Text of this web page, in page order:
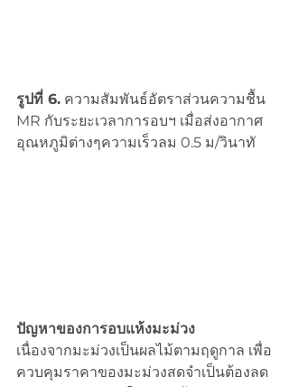
รูปที่ 6. ความสัมพันธ์อัตราส่วนความชื้น
MR กับระยะเวลาการอบฯ เมื่อส่งอากาศ
อุณหภูมิต่างๆความเร็วลม 0.5 ม/วินาทั
ปัญหาของการอบแห้งมะม่วง
เนื่องจากมะม่วงเป็นผลไม้ตามฤดูกาล เพื่อ
ควบคุมราคาของมะม่วงสดจำเป็นต้องลด